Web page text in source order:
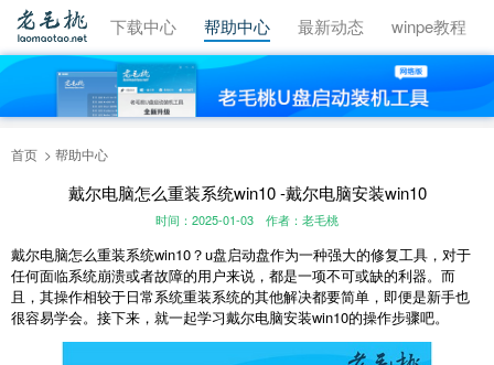
视频教程 下载中心 帮助中心 最新动态 winpe教程
首页 帮助中心
戴尔电脑怎么重装系统win10 -戴尔电脑安装win10
时间：2025-01-03 作者：老毛桃
戴尔电脑怎么重装系统win10？u盘启动盘作为一种强大的修复工具，对于
任何面临系统崩溃或者故障的用户来说，都是一项不可或缺的利器。而
且，其操作相较于日常系统重装系统的其他解决都要简单，即便是新手也
很容易学会。接下来，就一起学习戴尔电脑安装win10的操作步骤吧。